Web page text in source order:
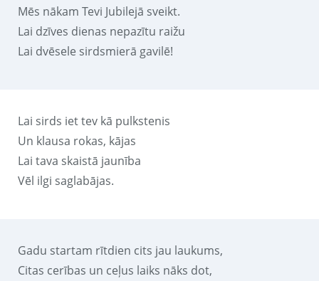
Mēs nākam Tevi Jubilejā sveikt.
Lai dzīves dienas nepazītu raižu
Lai dvēsele sirdsmierā gavilē!
Lai sirds iet tev kā pulkstenis
Un klausa rokas, kājas
Lai tava skaistā jaunība
Vēl ilgi saglabājas.
Gadu startam rītdien cits jau laukums,
Citas cerības un ceļus laiks nāks dot,